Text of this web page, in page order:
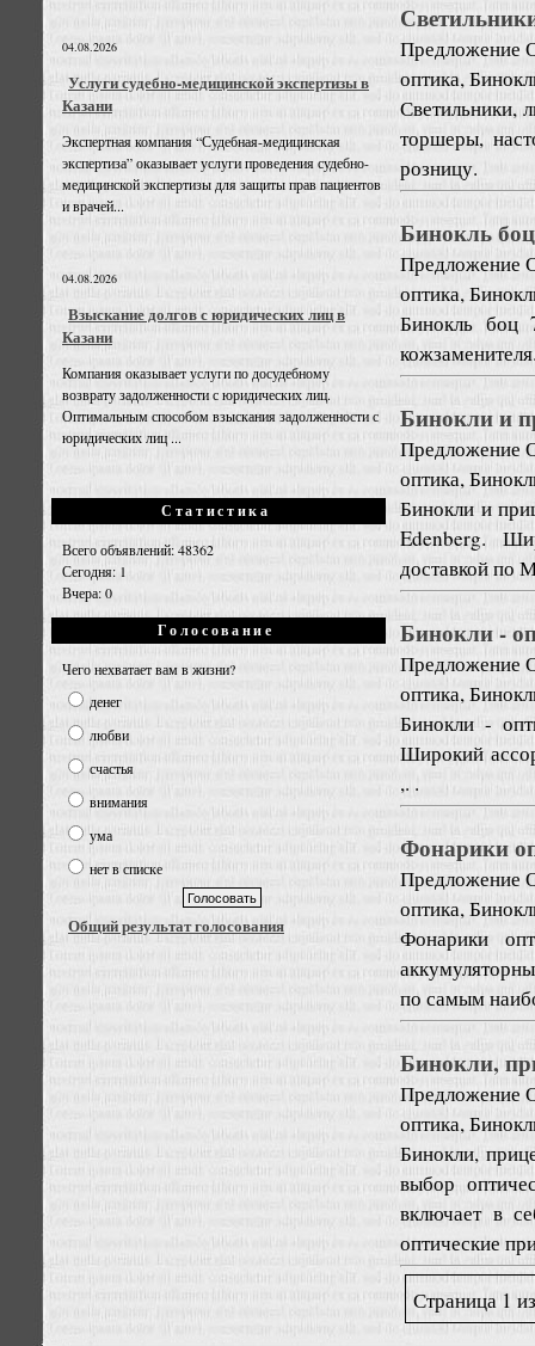
04.08.2026
Услуги судебно-медицинской экспертизы в
Казани
Экспертная компания “Судебная-медицинская
экспертиза” оказывает услуги проведения судебно-
медицинской экспертизы для защиты прав пациентов
и врачей...
04.08.2026
Взыскание долгов с юридических лиц в
Казани
Компания оказывает услуги по досудебному
возврату задолженности с юридических лиц.
Оптимальным способом взыскания задолженности с
юридических лиц ...
Статистика
Всего объявлений: 48362
Сегодня: 1
Вчера: 0
Голосование
Чего нехватает вам в жизни?
денег
любви
счастья
внимания
ума
нет в списке
Общий результат голосования
Предложение
оптика,
Светильники,
торшеры,
розницу.
Бинокль
Предложение
оптика,
Бинокль боц
Бинокли и
Предложение
оптика,
Бинокли и
Edenberg.
доставкой по
Бинокли -
Предложение
оптика,
Бинокли -
Широкий
,. .
Фонарики
Предложение
оптика,
Фонарики
по самым
Бинокли,
Предложение
оптика,
Бинокли,
выбор
включает в
оптические
Страница 1